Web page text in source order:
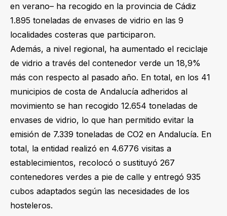
en verano– ha recogido en la provincia de Cádiz
1.895 toneladas de envases de vidrio en las 9
localidades costeras que participaron.
Además, a nivel regional, ha aumentado el reciclaje
de vidrio a través del contenedor verde un 18,9%
más con respecto al pasado año. En total, en los 41
municipios de costa de Andalucía adheridos al
movimiento se han recogido 12.654 toneladas de
envases de vidrio, lo que han permitido evitar la
emisión de 7.339 toneladas de CO2 en Andalucía. En
total, la entidad realizó en 4.6776 visitas a
establecimientos, recolocó o sustituyó 267
contenedores verdes a pie de calle y entregó 935
cubos adaptados según las necesidades de los
hosteleros.